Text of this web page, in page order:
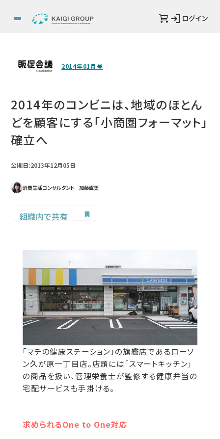
ログイン
2014年01月号
2014年のコンビニは、地域のほとん
どを顧客にする「小商圏フォーマット」
確立へ
公開日:2013年12月05日
消費生活コンサルタント 加藤直美
組織内で共有
「マチの健康ステーション」の旗艦店であるローソ
ン久が原一丁目店。店頭には「スマートキッチン」
の商品を扱い、管理栄養士が監修する健康弁当の
宅配サービスも手掛ける。
求められるOne to One対応